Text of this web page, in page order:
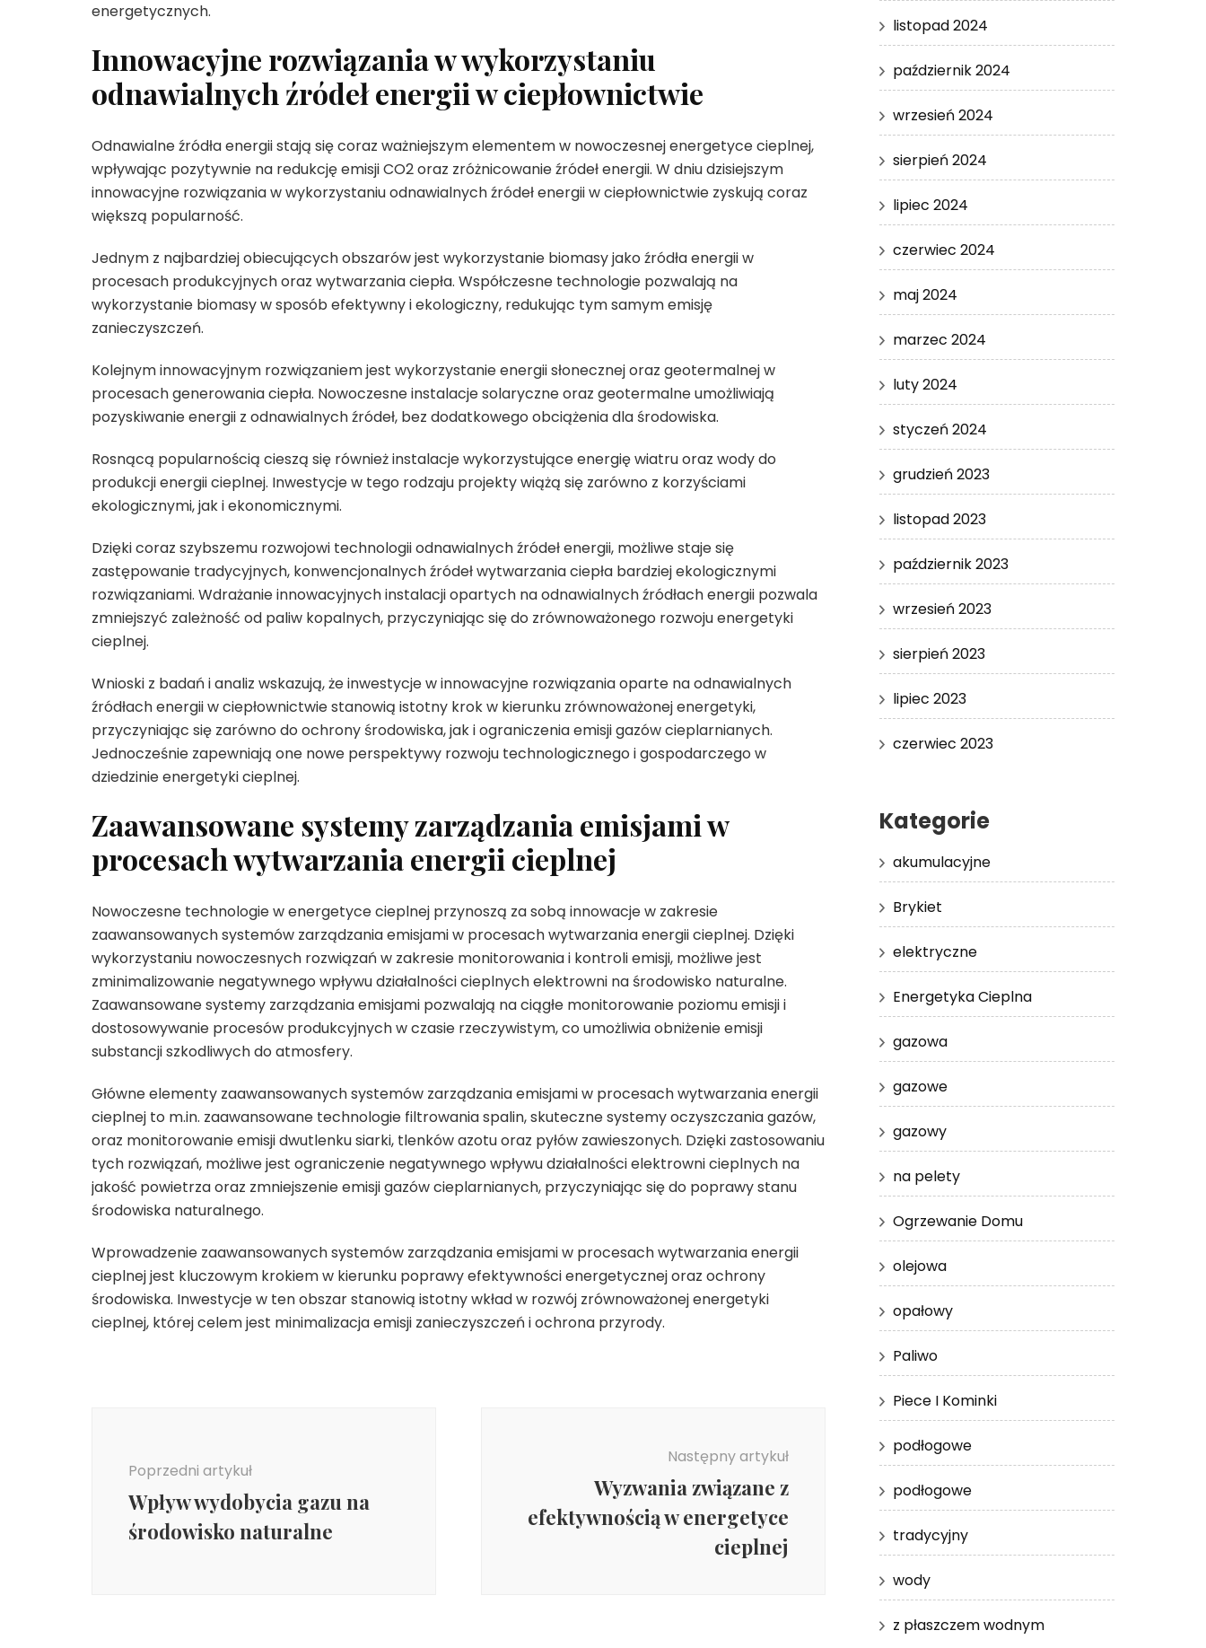
energetycznych.
Innowacyjne rozwiązania w wykorzystaniu
odnawialnych źródeł energii w ciepłownictwie
Odnawialne źródła energii stają się coraz ważniejszym elementem w nowoczesnej energetyce cieplnej,
wpływając pozytywnie na redukcję emisji CO2 oraz zróżnicowanie źródeł energii. W dniu dzisiejszym
innowacyjne rozwiązania w wykorzystaniu odnawialnych źródeł energii w ciepłownictwie zyskują coraz
większą popularność.
Jednym z najbardziej obiecujących obszarów jest wykorzystanie biomasy jako źródła energii w
procesach produkcyjnych oraz wytwarzania ciepła. Współczesne technologie pozwalają na
wykorzystanie biomasy w sposób efektywny i ekologiczny, redukując tym samym emisję
zanieczyszczeń.
Kolejnym innowacyjnym rozwiązaniem jest wykorzystanie energii słonecznej oraz geotermalnej w
procesach generowania ciepła. Nowoczesne instalacje solaryczne oraz geotermalne umożliwiają
pozyskiwanie energii z odnawialnych źródeł, bez dodatkowego obciążenia dla środowiska.
Rosnącą popularnością cieszą się również instalacje wykorzystujące energię wiatru oraz wody do
produkcji energii cieplnej. Inwestycje w tego rodzaju projekty wiążą się zarówno z korzyściami
ekologicznymi, jak i ekonomicznymi.
Dzięki coraz szybszemu rozwojowi technologii odnawialnych źródeł energii, możliwe staje się
zastępowanie tradycyjnych, konwencjonalnych źródeł wytwarzania ciepła bardziej ekologicznymi
rozwiązaniami. Wdrażanie innowacyjnych instalacji opartych na odnawialnych źródłach energii pozwala
zmniejszyć zależność od paliw kopalnych, przyczyniając się do zrównoważonego rozwoju energetyki
cieplnej.
Wnioski z badań i analiz wskazują, że inwestycje w innowacyjne rozwiązania oparte na odnawialnych
źródłach energii w ciepłownictwie stanowią istotny krok w kierunku zrównoważonej energetyki,
przyczyniając się zarówno do ochrony środowiska, jak i ograniczenia emisji gazów cieplarnianych.
Jednocześnie zapewniają one nowe perspektywy rozwoju technologicznego i gospodarczego w
dziedzinie energetyki cieplnej.
Zaawansowane systemy zarządzania emisjami w
procesach wytwarzania energii cieplnej
Nowoczesne technologie w energetyce cieplnej przynoszą za sobą innowacje w zakresie
zaawansowanych systemów zarządzania emisjami w procesach wytwarzania energii cieplnej. Dzięki
wykorzystaniu nowoczesnych rozwiązań w zakresie monitorowania i kontroli emisji, możliwe jest
zminimalizowanie negatywnego wpływu działalności cieplnych elektrowni na środowisko naturalne.
Zaawansowane systemy zarządzania emisjami pozwalają na ciągłe monitorowanie poziomu emisji i
dostosowywanie procesów produkcyjnych w czasie rzeczywistym, co umożliwia obniżenie emisji
substancji szkodliwych do atmosfery.
Główne elementy zaawansowanych systemów zarządzania emisjami w procesach wytwarzania energii
cieplnej to m.in. zaawansowane technologie filtrowania spalin, skuteczne systemy oczyszczania gazów,
oraz monitorowanie emisji dwutlenku siarki, tlenków azotu oraz pyłów zawieszonych. Dzięki zastosowaniu
tych rozwiązań, możliwe jest ograniczenie negatywnego wpływu działalności elektrowni cieplnych na
jakość powietrza oraz zmniejszenie emisji gazów cieplarnianych, przyczyniając się do poprawy stanu
środowiska naturalnego.
Wprowadzenie zaawansowanych systemów zarządzania emisjami w procesach wytwarzania energii
cieplnej jest kluczowym krokiem w kierunku poprawy efektywności energetycznej oraz ochrony
środowiska. Inwestycje w ten obszar stanowią istotny wkład w rozwój zrównoważonej energetyki
cieplnej, której celem jest minimalizacja emisji zanieczyszczeń i ochrona przyrody.
Poprzedni artykuł
Wpływ wydobycia gazu na
środowisko naturalne
Następny artykuł
Wyzwania związane z
efektywnością w energetyce
cieplnej
listopad 2024
październik 2024
wrzesień 2024
sierpień 2024
lipiec 2024
czerwiec 2024
maj 2024
marzec 2024
luty 2024
styczeń 2024
grudzień 2023
listopad 2023
październik 2023
wrzesień 2023
sierpień 2023
lipiec 2023
czerwiec 2023
Kategorie
akumulacyjne
Brykiet
elektryczne
Energetyka Cieplna
gazowa
gazowe
gazowy
na pelety
Ogrzewanie Domu
olejowa
opałowy
Paliwo
Piece I Kominki
podłogowe
podłogowe
tradycyjny
wody
z płaszczem wodnym